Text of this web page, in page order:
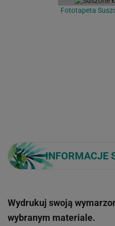
Fototapeta
INFORMACJE
Wydrukuj swoją
wybranym materiale.